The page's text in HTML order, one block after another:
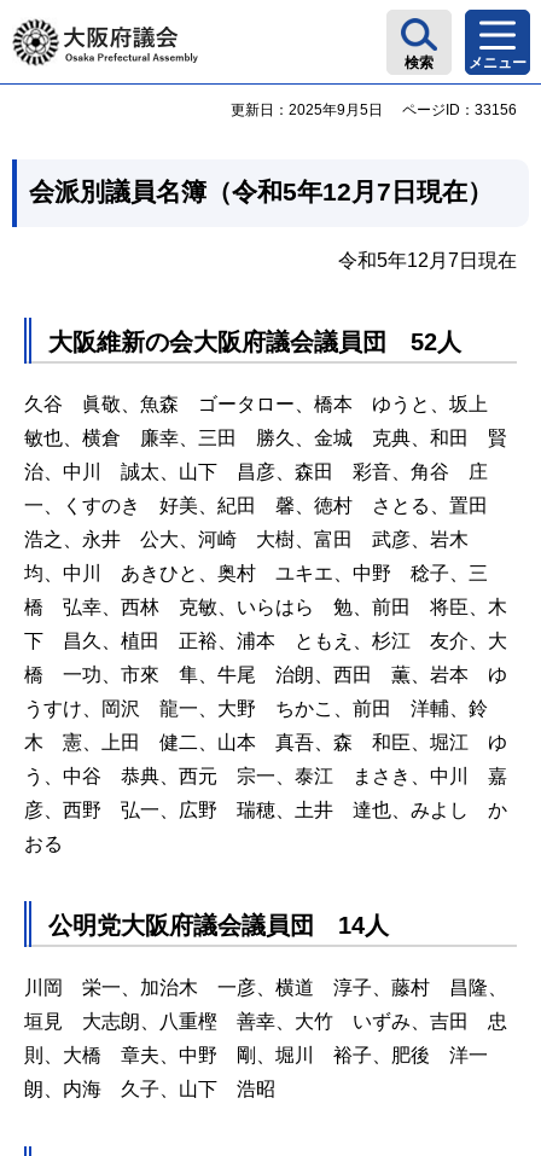
大阪府議会
検索 メニュー
更新日：2025年9月5日 ページID：33156
会派別議員名簿（令和5年12月7日現在）
令和5年12月7日現在
大阪維新の会大阪府議会議員団 52人
久谷 眞敬、魚森 ゴータロー、橋本 ゆうと、坂上
敏也、横倉 廉幸、三田 勝久、金城 克典、和田 賢
治、中川 誠太、山下 昌彦、森田 彩音、角谷 庄
一、くすのき 好美、紀田 馨、徳村 さとる、置田
浩之、永井 公大、河崎 大樹、富田 武彦、岩木
均、中川 あきひと、奥村 ユキエ、中野 稔子、三
橋 弘幸、西林 克敏、いらはら 勉、前田 将臣、木
下 昌久、植田 正裕、浦本 ともえ、杉江 友介、大
橋 一功、市來 隼、牛尾 治朗、西田 薫、岩本 ゆ
うすけ、岡沢 龍一、大野 ちかこ、前田 洋輔、鈴
木 憲、上田 健二、山本 真吾、森 和臣、堀江 ゆ
う、中谷 恭典、西元 宗一、泰江 まさき、中川 嘉
彦、西野 弘一、広野 瑞穂、土井 達也、みよし か
おる
公明党大阪府議会議員団 14人
川岡 栄一、加治木 一彦、横道 淳子、藤村 昌隆、
垣見 大志朗、八重樫 善幸、大竹 いずみ、吉田 忠
則、大橋 章夫、中野 剛、堀川 裕子、肥後 洋一
朗、内海 久子、山下 浩昭